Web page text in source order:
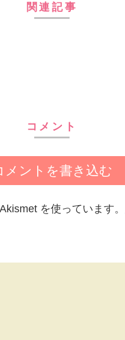
関連記事
コメント
メントを書き込む
を使っています。